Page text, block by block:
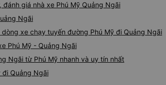
đánh giá nhà xe Phú Mỹ Quảng Ngãi
Ngãi
xe chạy tuyến đường Phú Mỹ đi Quảng Ngãi
Phú Mỹ - Quảng Ngãi
Ngãi từ Phú Mỹ nhanh và uy tín nhất
Quảng Ngãi